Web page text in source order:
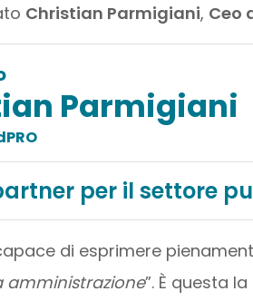
Christian Parmigiani, Ceo
Parmigiani
per il settore
di esprimere
amministrazione”. È questa